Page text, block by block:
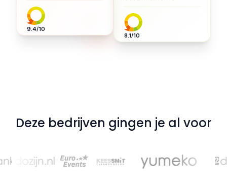
9.4/10
8.1/10
Deze bedrijven gingen je al voor